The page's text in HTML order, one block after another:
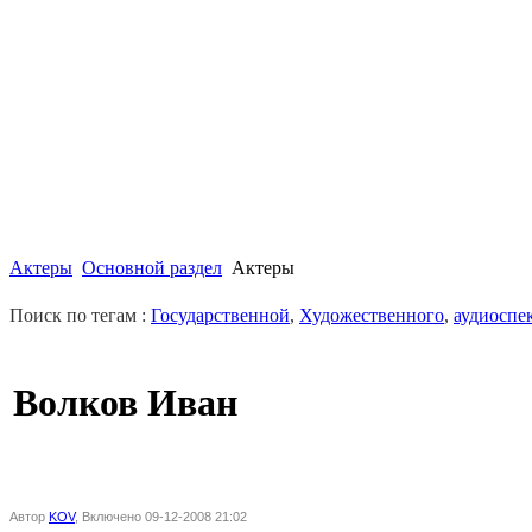
Актеры Основной раздел Актеры
Поиск по тегам : Государственной, Художественного,
Волков Иван
Автор KOV, Включено 09-12-2008 21:02